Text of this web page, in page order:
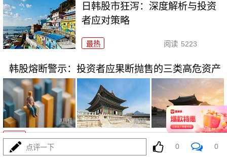
日韩股市狂泻：深度解析与投资
者应对策略
最热 阅读 5223
韩股熔断警示：投资者应果断抛售的三类高危资产
最热 阅读 3750
点评一下 0 0